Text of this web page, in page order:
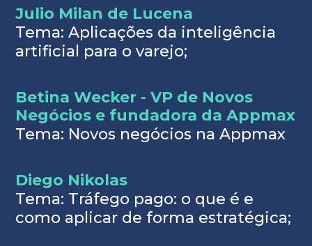
Julio Milan de Lucena
Tema: Aplicações da inteligência
artificial para o varejo;
Betina Wecker - VP de Novos
Negócios e fundadora da Appmax
Tema: Novos negócios na Appmax
Diego Nikolas
Tema: Tráfego pago: o que é e
como aplicar de forma estratégica;